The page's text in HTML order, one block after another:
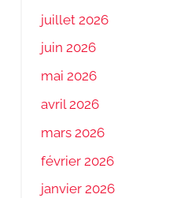
juillet 2026
juin 2026
mai 2026
avril 2026
mars 2026
février 2026
janvier 2026